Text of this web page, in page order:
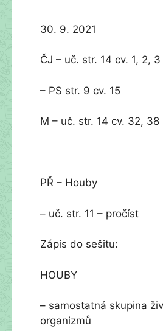
30. 9. 2021
ČJ – uč. str. 14 cv. 1, 2,
– PS str. 9 cv. 15
M – uč. str. 14 cv. 32, 38
PŘ – Houby
– uč. str. 11 – pročíst
Zápis do sešitu:
HOUBY
– samostatná skupina
organizmů